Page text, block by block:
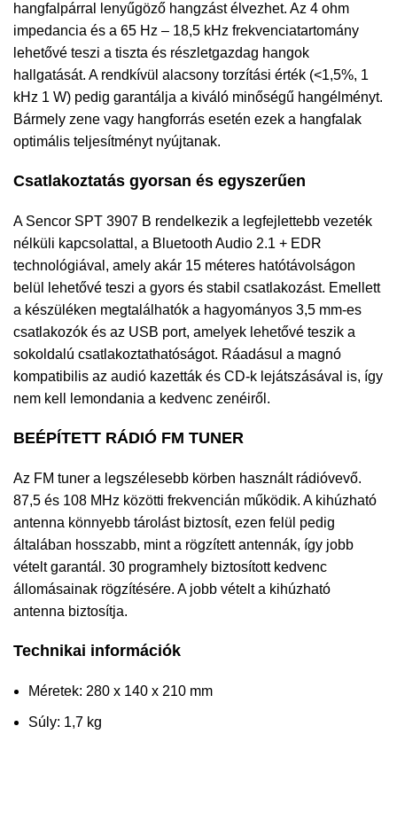
hangfalpárral lenyűgöző hangzást élvezhet. Az 4 ohm
impedancia és a 65 Hz – 18,5 kHz frekvenciatartomány
lehetővé teszi a tiszta és részletgazdag hangok
hallgatását. A rendkívül alacsony torzítási érték (<1,5%, 1
kHz 1 W) pedig garantálja a kiváló minőségű hangélményt.
Bármely zene vagy hangforrás esetén ezek a hangfalak
optimális teljesítményt nyújtanak.
Csatlakoztatás gyorsan és egyszerűen
A Sencor SPT 3907 B rendelkezik a legfejlettebb vezeték
nélküli kapcsolattal, a Bluetooth Audio 2.1 + EDR
technológiával, amely akár 15 méteres hatótávolságon
belül lehetővé teszi a gyors és stabil csatlakozást. Emellett
a készüléken megtalálhatók a hagyományos 3,5 mm-es
csatlakozók és az USB port, amelyek lehetővé teszik a
sokoldalú csatlakoztathatóságot. Ráadásul a magnó
kompatibilis az audió kazetták és CD-k lejátszásával is, így
nem kell lemondania a kedvenc zenéiről.
BEÉPÍTETT RÁDIÓ FM TUNER
Az FM tuner a legszélesebb körben használt rádióvevő.
87,5 és 108 MHz közötti frekvencián működik. A kihúzható
antenna könnyebb tárolást biztosít, ezen felül pedig
általában hosszabb, mint a rögzített antennák, így jobb
vételt garantál. 30 programhely biztosított kedvenc
állomásainak rögzítésére. A jobb vételt a kihúzható
antenna biztosítja.
Technikai információk
Méretek: 280 x 140 x 210 mm
Súly: 1,7 kg